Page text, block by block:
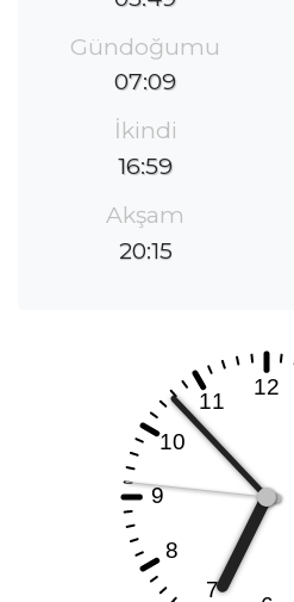
Gündoğumu
07:09
İkindi
16:59
Akşam
20:15